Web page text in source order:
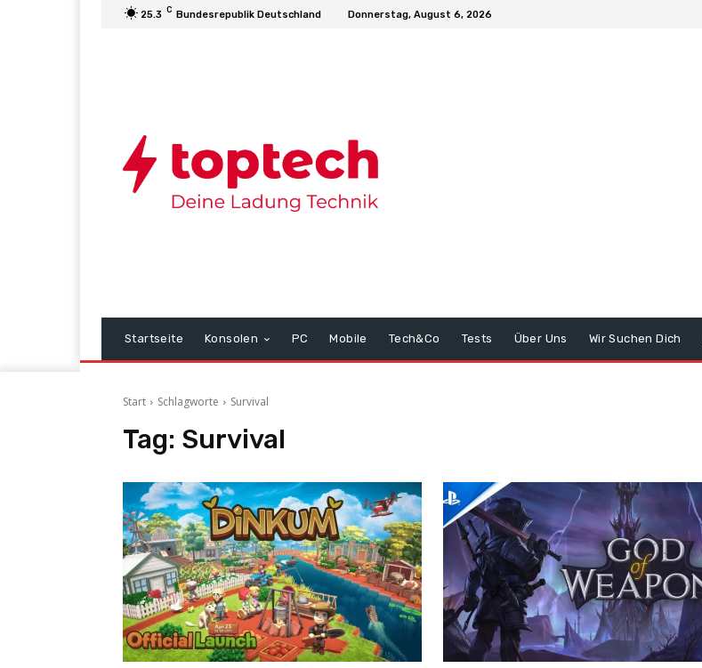
25.3 C Bundesrepublik Deutschland Donnerstag, August 6, 2026
Startseite Konsolen PC Mobile Tech&Co Tests Über Uns Wir Suchen Dich
Start Schlagworte Survival
Tag: Survival